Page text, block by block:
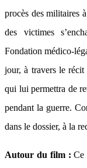
procès des militaires
des victimes
Fondation médico-
jour, à travers le
qui lui permettra de
pendant la guerre.
dans le dossier, à la
Autour du film :Ce